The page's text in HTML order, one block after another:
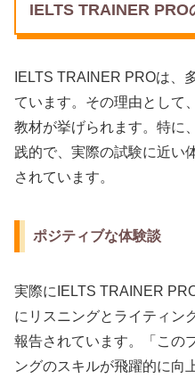
IELTS TRAINER
IELTS TRAINER PROは、
ています。その理由として
教材が挙げられます。特に
践的で、実際の試験に近い
されています。
ポジティブな体験談
実際にIELTS TRAINER
にリスニングとライティン
報告されています。「この
ングのスキルが飛躍的に向